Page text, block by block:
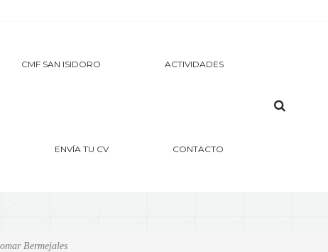
CMF SAN ISIDORO ACTIVIDADES
ENVÍA TU CV CONTACTO
Bermejales